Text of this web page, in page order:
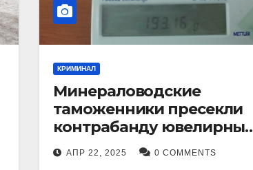
КРИМИНАЛ
Минераловодские
таможенники пресекли
контрабанду ювелирных
изделий на 2 млн рублей
АПР 22, 2025 0 COMMENTS